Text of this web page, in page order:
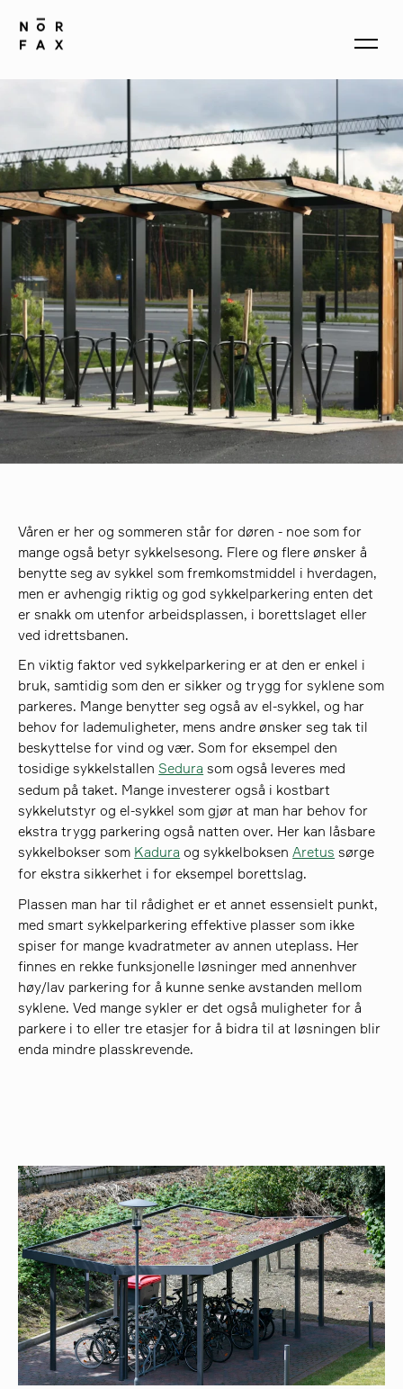
produkter
om oss
kontakt
søk
Våren er her og sommeren står for døren - noe som for
mange også betyr sykkelsesong. Flere og flere ønsker å
benytte seg av sykkel som fremkomstmiddel i hverdagen,
men er avhengig riktig og god sykkelparkering enten det
er snakk om utenfor arbeidsplassen, i borettslaget eller
ved idrettsbanen.
En viktig faktor ved sykkelparkering er at den er enkel i
bruk, samtidig som den er sikker og trygg for syklene som
parkeres. Mange benytter seg også av el-sykkel, og har
behov for lademuligheter, mens andre ønsker seg tak til
beskyttelse for vind og vær. Som for eksempel den
tosidige sykkelstallenSedura som også leveres med
sedum på taket. Mange investerer også i kostbart
sykkelutstyr og el-sykkel som gjør at man har behov for
ekstra trygg parkering også natten over. Her kan låsbare
sykkelbokser som Kadura og sykkelboksenAretus sørge
for ekstra sikkerhet i for eksempel borettslag.
Plassen man har til rådighet er et annet essensielt punkt,
med smart sykkelparkering effektive plasser som ikke
spiser for mange kvadratmeter av annen uteplass. Her
finnes en rekke funksjonelle løsninger med annenhver
høy/lav parkering for å kunne senke avstanden mellom
syklene. Ved mange sykler er det også muligheter for å
parkere i to eller tre etasjer for å bidra til at løsningen blir
enda mindre plasskrevende.